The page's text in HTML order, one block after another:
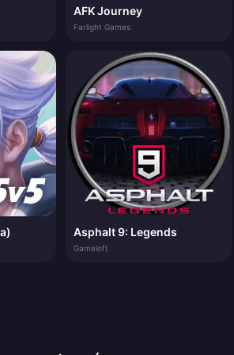
AFK Journey
Farlight Games
Asphalt 9: Legends
Gameloft